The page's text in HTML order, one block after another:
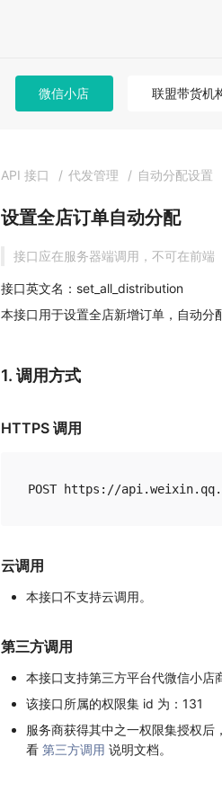
微信小店 联盟带货机
API 接口 / 代发管理 / 自动分配设置
设置全店订单自动分配
接口应在服务器端调用，不可在前端
接口英文名：set_all_distribution
本接口用于设置全店新增订单，自动分
1. 调用方式
HTTPS 调用
云调用
本接口不支持云调用。
第三方调用
本接口支持第三方平台代微信小店
该接口所属的权限集 id 为：131
服务商获得其中之一权限集授权后
看 第三方调用 说明文档。